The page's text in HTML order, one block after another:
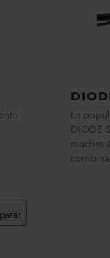
La
DIODE
muchas